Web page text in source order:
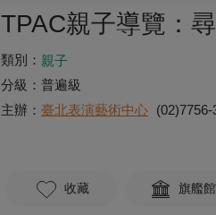
TPAC親子導覽：
類別： 親子
分級： 普遍級
主辦： 臺北表演藝術中心 (02)7756-
收藏 旗艦館